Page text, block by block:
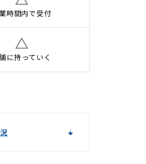
時間内で受付
に持っていく